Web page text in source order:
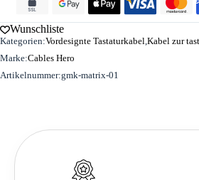
-
Aviator
|
Matrix-
Wunschliste
Artikelnummer:gmk-matrix-01
Kategorien:Vordesignte Tastaturkabel,Kabel zur
Marke:Cables Hero